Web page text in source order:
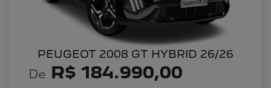
PEUGEOT 2008 GT HYBRID 26/26
De R$ 184.990,00